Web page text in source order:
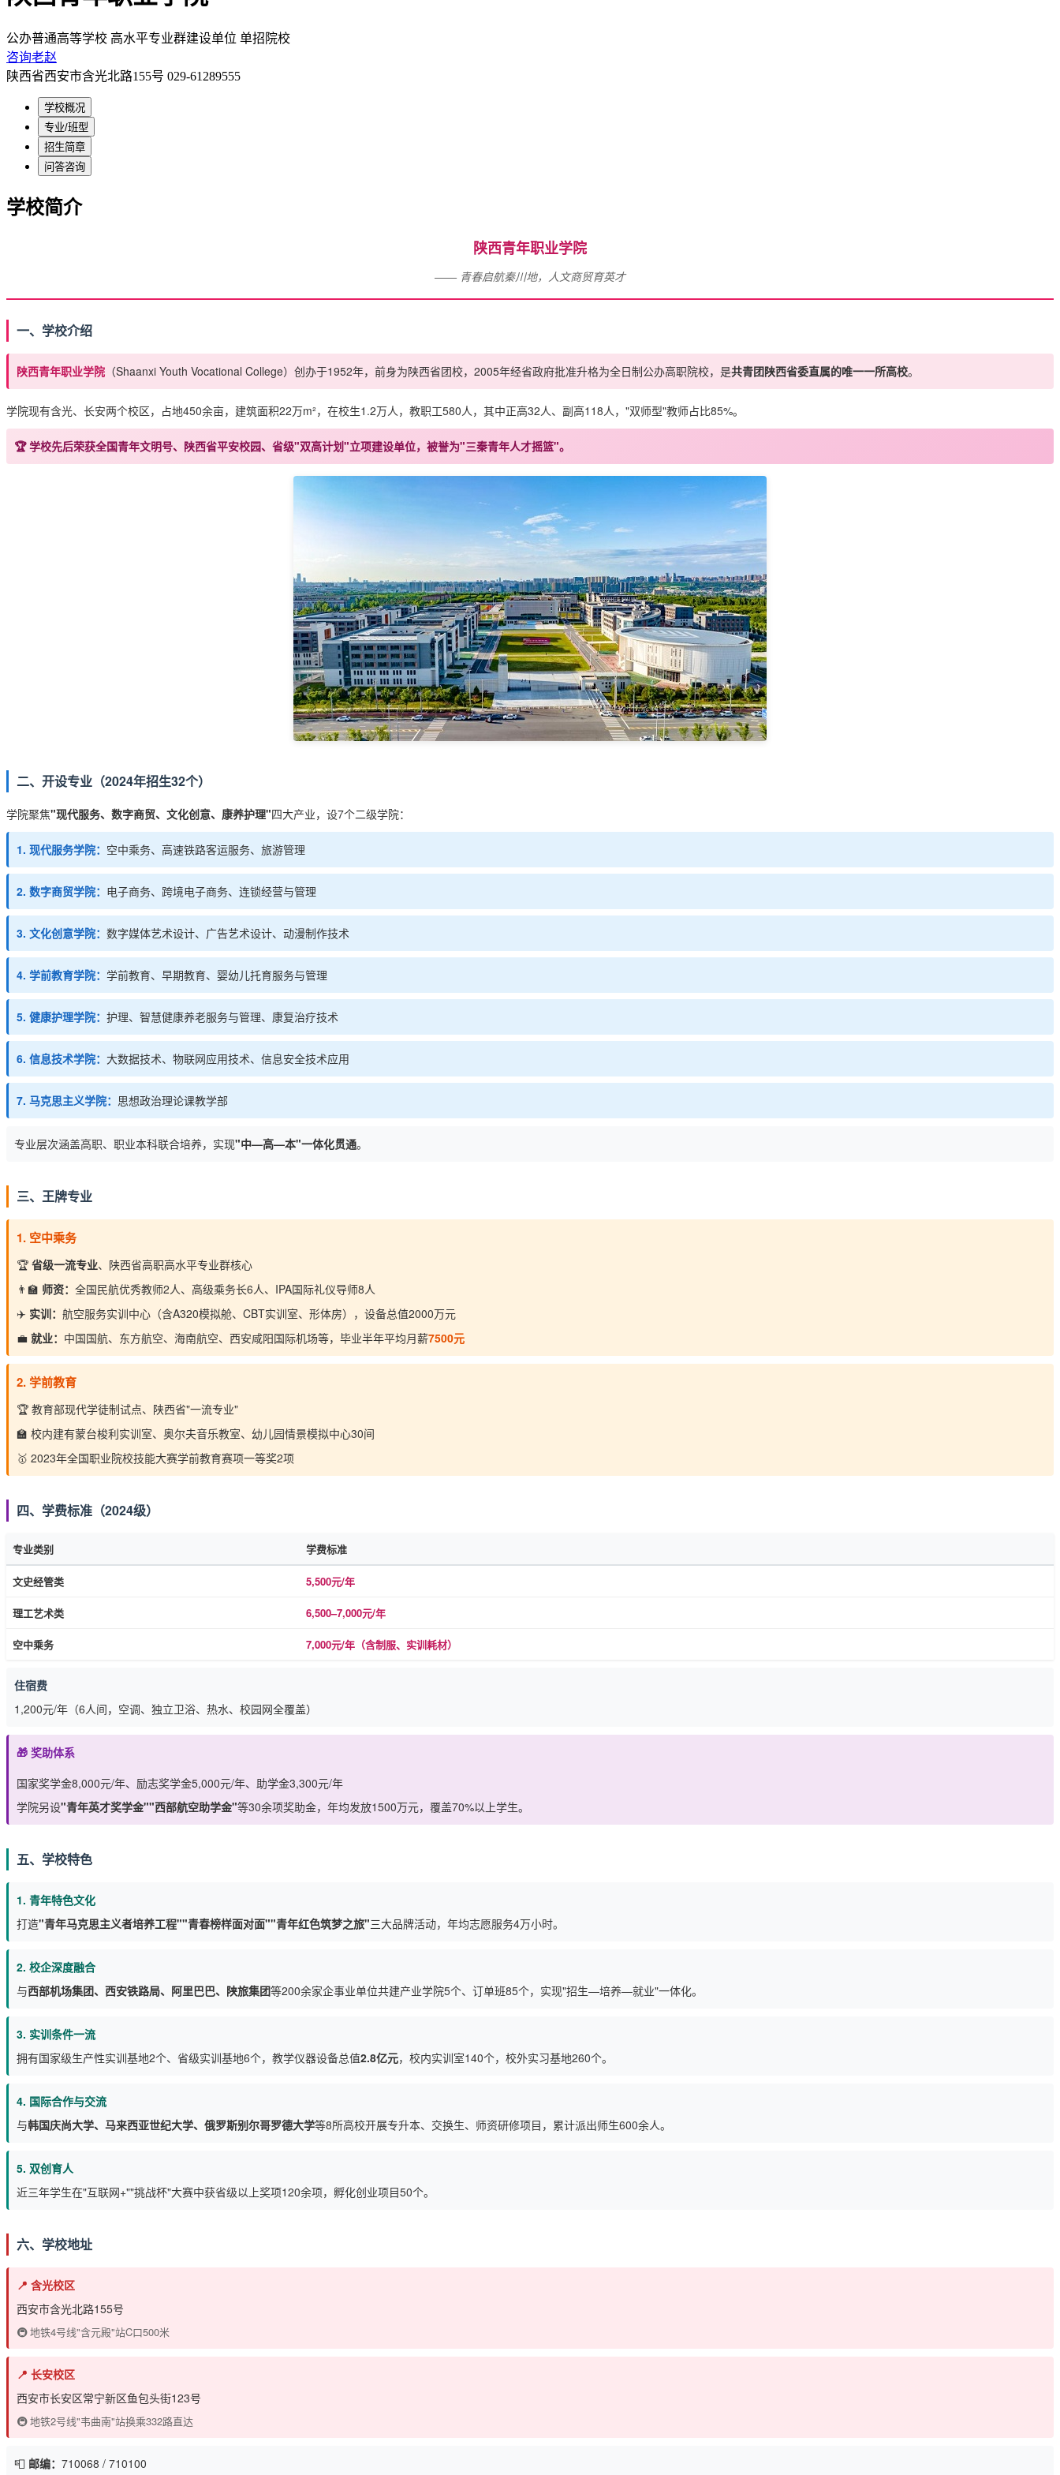
公办普通高等学校 高水平专业群建设单位 单招院校
咨询老赵
陕西省西安市含光北路155号 029-61289555
学校概况
专业/班型
招生简章
问答咨询
学校简介
陕西青年职业学院
—— 青春启航秦川地，人文商贸育英才
一、学校介绍
陕西青年职业学院 （Shaanxi Youth Vocational College）创办于1952年，前身为陕西省团校，2005年经省政府批准升格为全日制公办高职院校，是共青团陕西省委直属的唯一一所高校。
学院现有含光、长安两个校区，占地450余亩，建筑面积22万m²，在校生1.2万人，教职工580人，其中正高32人、副高118人，"双师型"教师占比85%。
🏆 学校先后荣获全国青年文明号、陕西省平安校园、省级"双高计划"立项建设单位，被誉为"三秦青年人才摇篮"。
二、开设专业（2024年招生32个）
学院聚焦"现代服务、数字商贸、文化创意、康养护理"四大产业，设7个二级学院：
1. 现代服务学院： 空中乘务、高速铁路客运服务、旅游管理
2. 数字商贸学院： 电子商务、跨境电子商务、连锁经营与管理
3. 文化创意学院： 数字媒体艺术设计、广告艺术设计、动漫制作技术
4. 学前教育学院： 学前教育、早期教育、婴幼儿托育服务与管理
5. 健康护理学院： 护理、智慧健康养老服务与管理、康复治疗技术
6. 信息技术学院： 大数据技术、物联网应用技术、信息安全技术应用
7. 马克思主义学院： 思想政治理论课教学部
专业层次涵盖高职、职业本科联合培养，实现"中—高—本"一体化贯通。
三、王牌专业
1. 空中乘务
🏆 省级一流专业、陕西省高职高水平专业群核心
👨‍🏫 师资： 全国民航优秀教师2人、高级乘务长6人、IPA国际礼仪导师8人
✈️ 实训： 航空服务实训中心（含A320模拟舱、CBT实训室、形体房），设备总值2000万元
💼 就业： 中国国航、东方航空、海南航空、西安咸阳国际机场等，毕业半年平均月薪7500元
2. 学前教育
🏆 教育部现代学徒制试点、陕西省"一流专业"
🏫 校内建有蒙台梭利实训室、奥尔夫音乐教室、幼儿园情景模拟中心30间
🥇 2023年全国职业院校技能大赛学前教育赛项一等奖2项
四、学费标准（2024级）
专业类别 学费标准
文史经管类 5,500元/年
理工艺术类 6,500–7,000元/年
空中乘务 7,000元/年（含制服、实训耗材）
住宿费
1,200元/年（6人间，空调、独立卫浴、热水、校园网全覆盖）
🎁 奖助体系
国家奖学金8,000元/年、励志奖学金5,000元/年、助学金3,300元/年
学院另设"青年英才奖学金""西部航空助学金"等30余项奖助金，年均发放1500万元，覆盖70%以上学生。
五、学校特色
1. 青年特色文化
打造"青年马克思主义者培养工程""青春榜样面对面""青年红色筑梦之旅"三大品牌活动，年均志愿服务4万小时。
2. 校企深度融合
与西部机场集团、西安铁路局、阿里巴巴、陕旅集团等200余家企事业单位共建产业学院5个、订单班85个，实现"招生—培养—就业"一体化。
3. 实训条件一流
拥有国家级生产性实训基地2个、省级实训基地6个，教学仪器设备总值2.8亿元，校内实训室140个，校外实习基地260个。
4. 国际合作与交流
与韩国庆尚大学、马来西亚世纪大学、俄罗斯别尔哥罗德大学等8所高校开展专升本、交换生、师资研修项目，累计派出师生600余人。
5. 双创育人
近三年学生在"互联网+""挑战杯"大赛中获省级以上奖项120余项，孵化创业项目50个。
六、学校地址
📍 含光校区
西安市含光北路155号
🚇 地铁4号线"含元殿"站C口500米
📍 长安校区
西安市长安区常宁新区鱼包头街123号
🚇 地铁2号线"韦曲南"站换乘332路直达
📮 邮编： 710068 / 710100